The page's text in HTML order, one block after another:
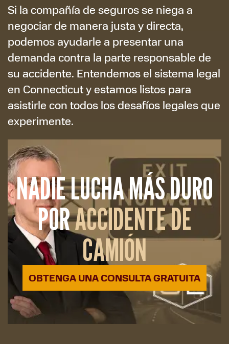
Si la compañía de seguros se niega a
negociar de manera justa y directa,
podemos ayudarle a presentar una
demanda contra la parte responsable de
su accidente. Entendemos el sistema legal
en Connecticut y estamos listos para
asistirle con todos los desafíos legales que
experimente.
NADIE LUCHA MÁS DURO
PORACCIDENTE DE
CAMIÓN
OBTENGA UNA CONSULTA GRATUITA